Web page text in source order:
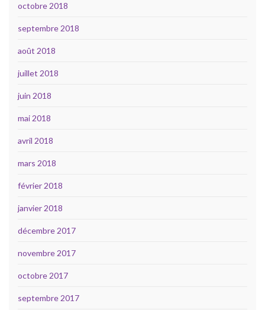
octobre 2018
septembre 2018
août 2018
juillet 2018
juin 2018
mai 2018
avril 2018
mars 2018
février 2018
janvier 2018
décembre 2017
novembre 2017
octobre 2017
septembre 2017